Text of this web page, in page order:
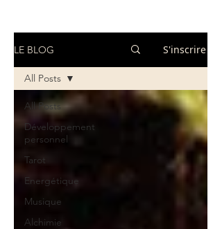
LE BLOG S'inscrire
All Posts
Développement
personnel
Tarot
Energétique
Musique
Alchimie
All Posts